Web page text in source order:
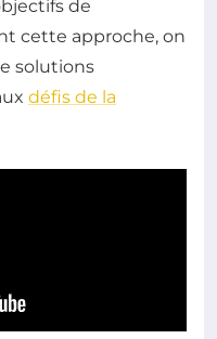
de
cette approche, on
solutions
défis de la